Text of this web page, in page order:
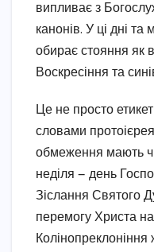
випливає з
канонів. У ці дні
обирає стояння як
Воскресіння та
Це не просто
словами
обмеження мають
неділя — день
Зіслання Святого
перемогу Христа
Колінопреклоніння